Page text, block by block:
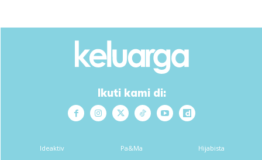
Ikuti kami di:
Ideaktiv Pa&Ma Hijabista